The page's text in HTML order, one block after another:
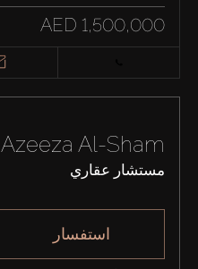
AED 1,500,000
Azeeza Al-Sham
مستشار عقاري
استفسار